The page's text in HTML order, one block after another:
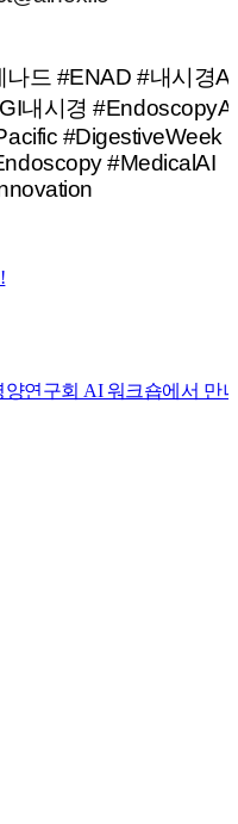
드 #ENAD #내시경AI
내시경 #EndoscopyAI
#DigestiveWeek
#MedicalAI
연구회 AI 워크숍에서 만